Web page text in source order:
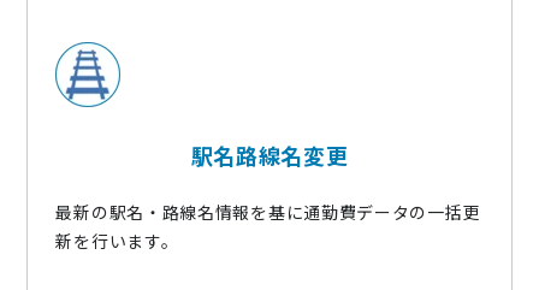
駅名路線名変更
最新の駅名・路線名情報を基に通勤費データの一括更
新を行います。